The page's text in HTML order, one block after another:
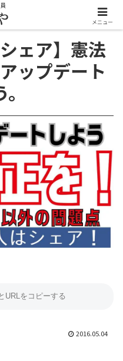
ェア】憲法
ップデート
2016.05.04
メニュー